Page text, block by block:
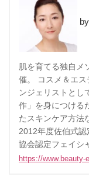
肌を育てる独自メ
催。 コスメ＆エ
ンジェリストとし
作」を身につける
たスキンケア方法
2012年度佐伯式認
協会認定フェイシ
https://